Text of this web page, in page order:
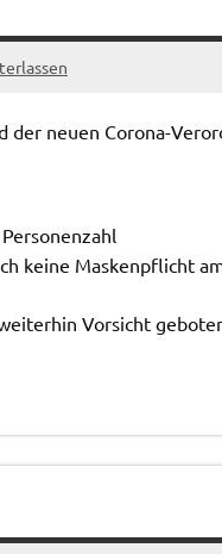
neuen Corona-
keine Maskenpflicht
Vorsicht